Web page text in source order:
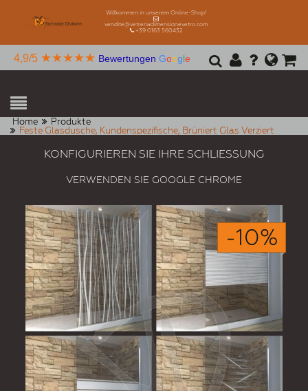
Willkommen in unserem Online-Shop!
vendite@vetreriadimensionevetro.com
+39 0163 560432
4,9/5 ★★★★★ Bewertungen Google
Home
Produkte
Feste Glasdusche, Kundenspezifische, Brüniert Glas Verziert
KONFIGURIEREN SIE IHRE SCHLIESSUNG
VERWENDEN SIE GOOGLE CHROME
-10%